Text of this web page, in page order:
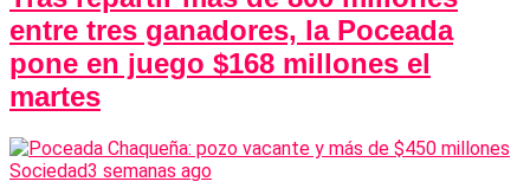
entre tres ganadores, la Poceada
pone en juego $168 millones el
martes
Sociedad3 semanas ago